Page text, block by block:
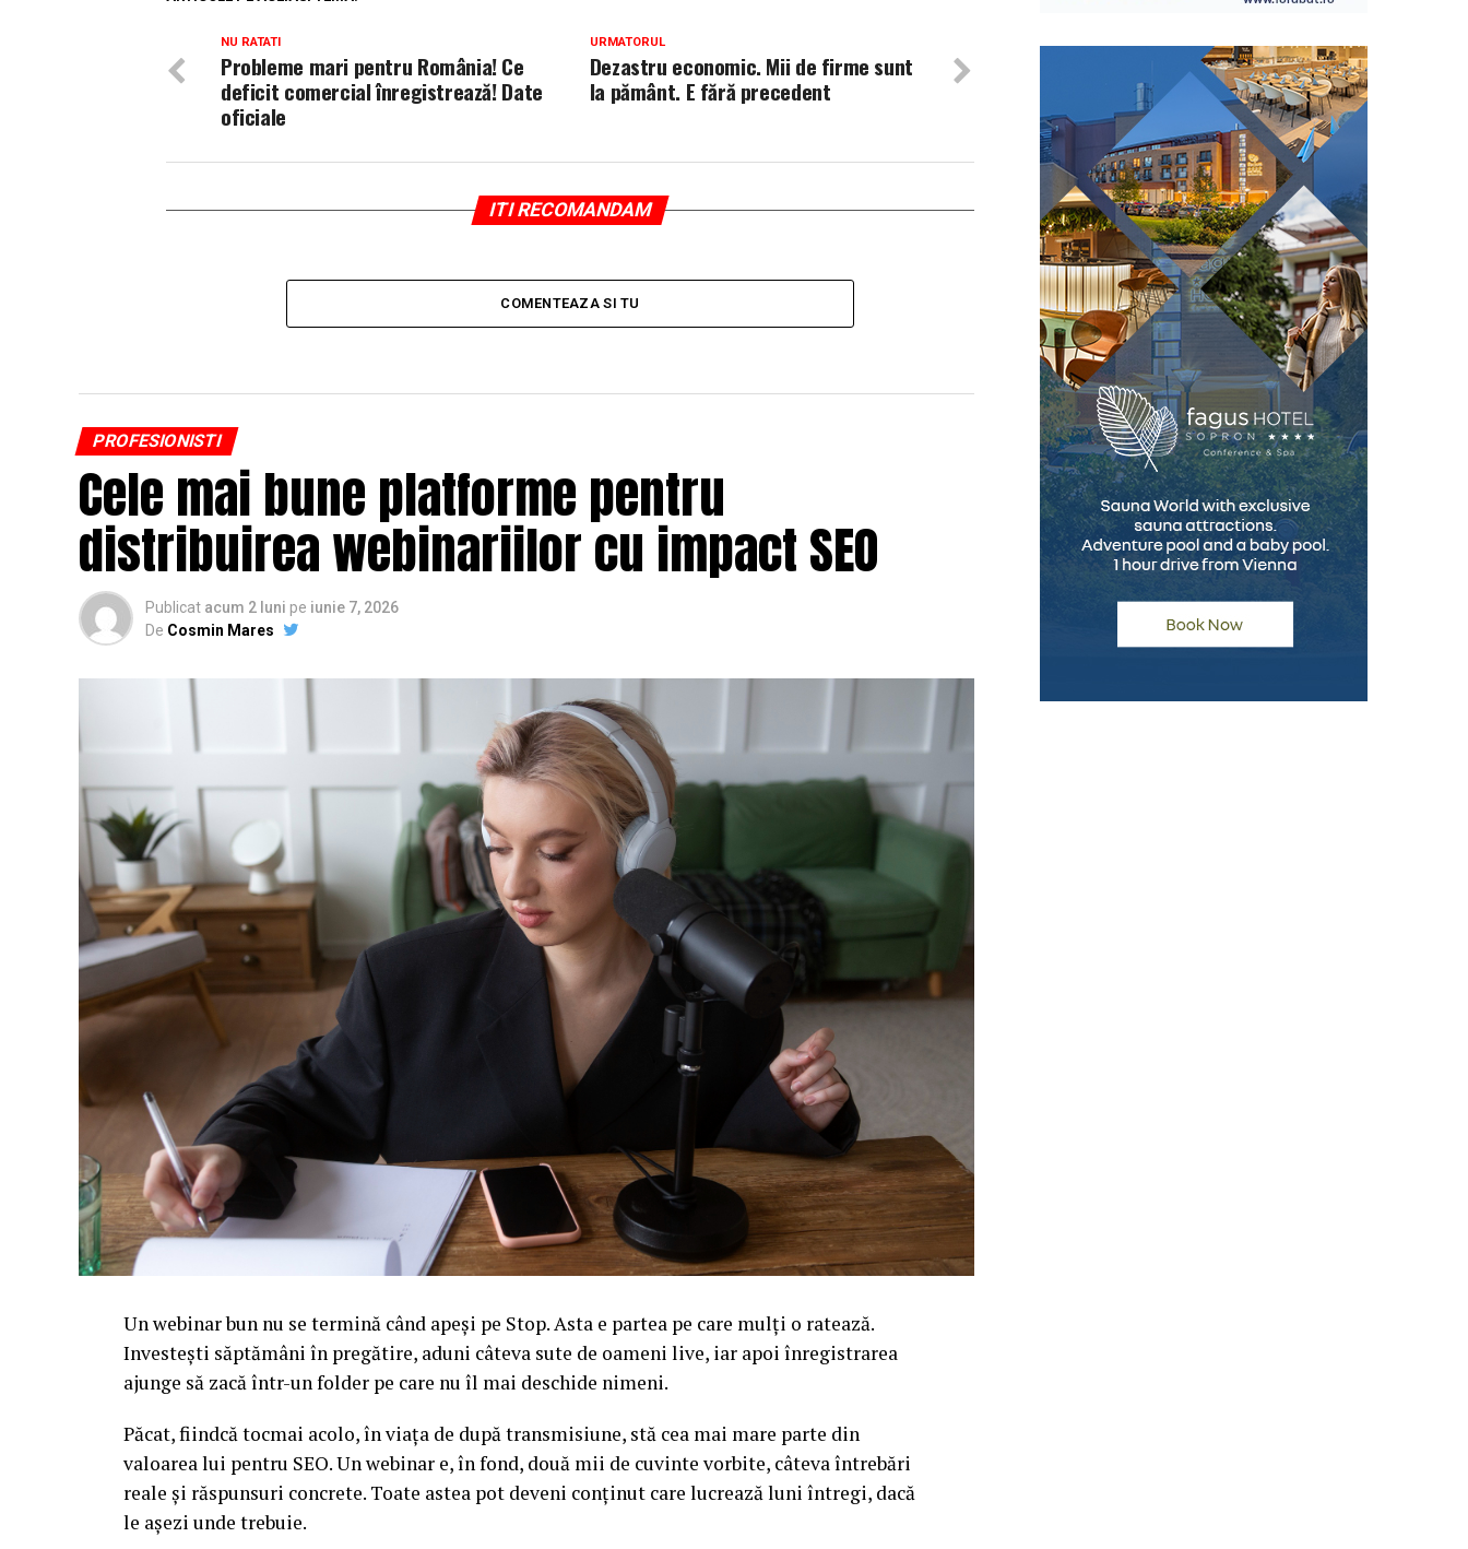
URMATORUL
Dezastru economic. Mii de firme sunt
la pământ. E fără precedent
NU RATATI
Probleme mari pentru România! Ce
deficit comercial înregistrează! Date
oficiale
ITI RECOMANDAM
COMENTEAZA SI TU
PROFESIONISTI
Cele mai bune platforme pentru
distribuirea webinariilor cu impact SEO
Publicat acum 2 luni pe iunie 7, 2026
De Cosmin Mares
Un webinar bun nu se termină când apeși pe Stop. Asta e partea pe care mulți o ratează.
Investești săptămâni în pregătire, aduni câteva sute de oameni live, iar apoi înregistrarea
ajunge să zacă într-un folder pe care nu îl mai deschide nimeni.
Păcat, fiindcă tocmai acolo, în viața de după transmisiune, stă cea mai mare parte din
valoarea lui pentru SEO. Un webinar e, în fond, două mii de cuvinte vorbite, câteva întrebări
reale și răspunsuri concrete. Toate astea pot deveni conținut care lucrează luni întregi, dacă
le așezi unde trebuie.